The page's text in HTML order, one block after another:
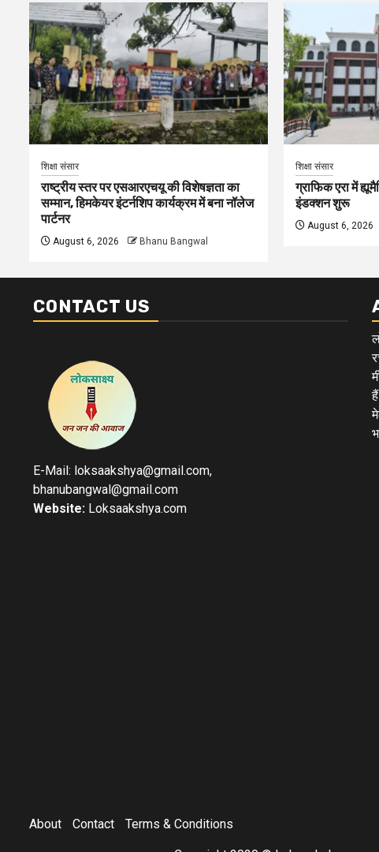
शिक्षा संसार
राष्ट्रीय स्तर पर एसआरएचयू की विशेषज्ञता का
सम्मान, हिमकेयर इंटर्नशिप कार्यक्रम में बना नॉलेज
पार्टनर
August 6, 2026 Bhanu Bangwal
शिक्षा संसार
ग्राफिक एरा में
इंडक्शन शुरू
August 6, 2026
CONTACT US
E-Mail: loksaakshya@gmail.com,
bhanubangwal@gmail.com
Website: Loksaakshya.com
About Contact Terms & Conditions